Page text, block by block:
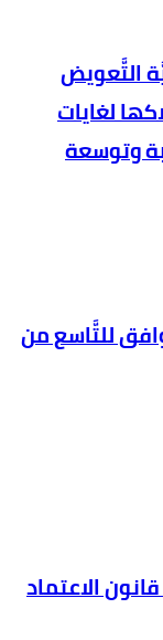
التَّعويض
لغايات
وتوسعة
للتَّاسع من
بمشروع قانون الاعتماد